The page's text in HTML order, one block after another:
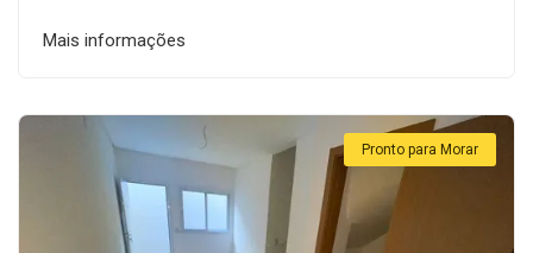
Mais informações
Pronto para Morar